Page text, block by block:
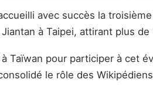
avec succès la troisième
à Taipei, attirant plus
Taïwan pour participer à cet
le rôle des